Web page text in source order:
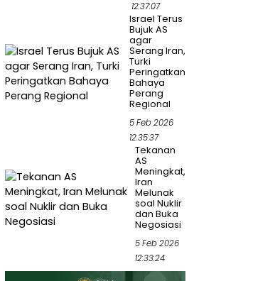
12:37:07
Israel Terus
Bujuk AS
agar
Serang Iran,
Turki
Peringatkan
Bahaya
Perang
Regional
5 Feb 2026
12:35:37
Tekanan
AS
Meningkat,
Iran
Melunak
soal Nuklir
dan Buka
Negosiasi
5 Feb 2026
12:33:24